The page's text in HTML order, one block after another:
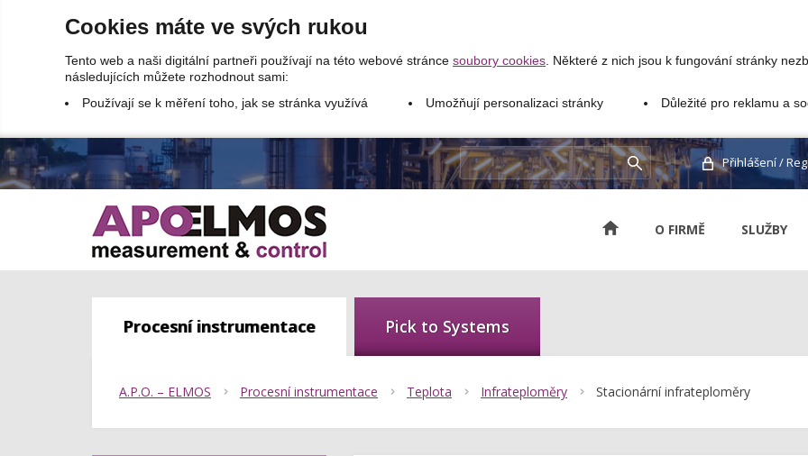
Cookies máte ve svých rukou
Tento web a naši digitální partneři používají na této webové stránce soubory cookies . Některé z nich jsou k fungování stránky
následujících můžete rozhodnout sami:
Používají se k měření toho, jak se stránka využívá
Umožňují personalizaci stránky Důležité pro reklamu a
O FIRMĚ SLUŽBY
Přihlášení/
Procesní instrumentace Pick to Systems
A.P.O. – ELMOS Procesní instrumentace Teplota Infrateploměry Stacionární infrateploměry